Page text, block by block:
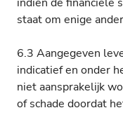
staat om enige
6.3 Aangegeven
indicatief en onder
niet aansprakelijk
of schade doordat